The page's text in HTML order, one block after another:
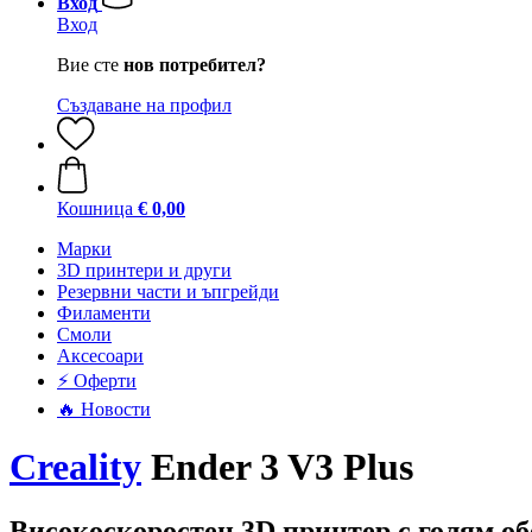
Вход
Вие сте нов потребител?
Създаване на профил
Кошница € 0,00
Mарки
3D принтери и други
Резервни части и ъпгрейди
Филаменти
Смоли
Аксесоари
⚡ Оферти
🔥 Новости
Creality Ender 3 V3 Plus